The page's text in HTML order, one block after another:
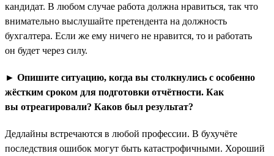
кандидат. В любом случае работа должна нравиться, так что
внимательно выслушайте претендента на должность
бухгалтера. Если же ему ничего не нравится, то и работать
он будет через силу.
► Опишите ситуацию, когда вы столкнулись с особенно
жёстким сроком для подготовки отчётности. Как
вы отреагировали? Каков был результат?
Дедлайны встречаются в любой профессии. В бухучёте
последствия ошибок могут быть катастрофичными. Хороший